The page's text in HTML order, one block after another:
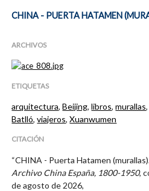
CHINA - PUERTA HATAMEN
ARCHIVOS
ETIQUETAS
arquitectura,Beijing,libros,murallas,
Batlló,viajeros,Xuanwumen
CITACIÓN
“CHINA - Puerta Hatamen
Archivo China España, 1800-1950,
de agosto de 2026,